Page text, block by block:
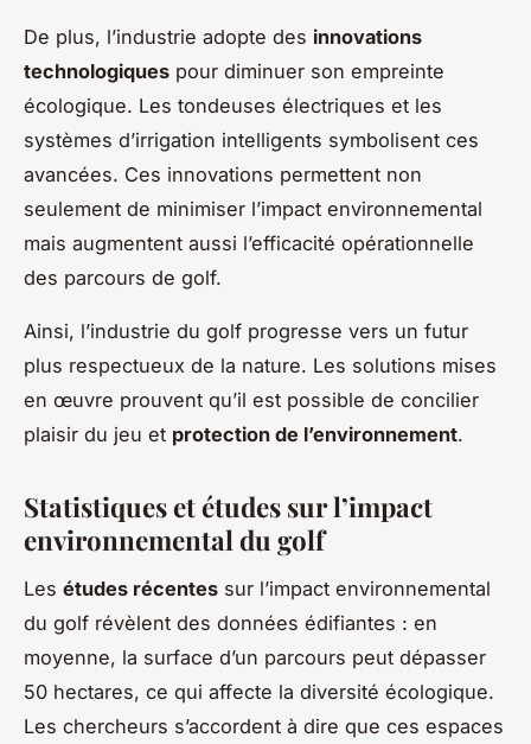
De plus, l’industrie adopte des innovations
technologiques pour diminuer son empreinte
écologique. Les tondeuses électriques et les
systèmes d’irrigation intelligents symbolisent ces
avancées. Ces innovations permettent non
seulement de minimiser l’impact environnemental
mais augmentent aussi l’efficacité opérationnelle
des parcours de golf.
Ainsi, l’industrie du golf progresse vers un futur
plus respectueux de la nature. Les solutions mises
en œuvre prouvent qu’il est possible de concilier
plaisir du jeu et protection de l’environnement.
Statistiques et études sur l’impact
environnemental du golf
Les études récentes sur l’impact environnemental
du golf révèlent des données édifiantes : en
moyenne, la surface d’un parcours peut dépasser
50 hectares, ce qui affecte la diversité écologique.
Les chercheurs s’accordent à dire que ces espaces